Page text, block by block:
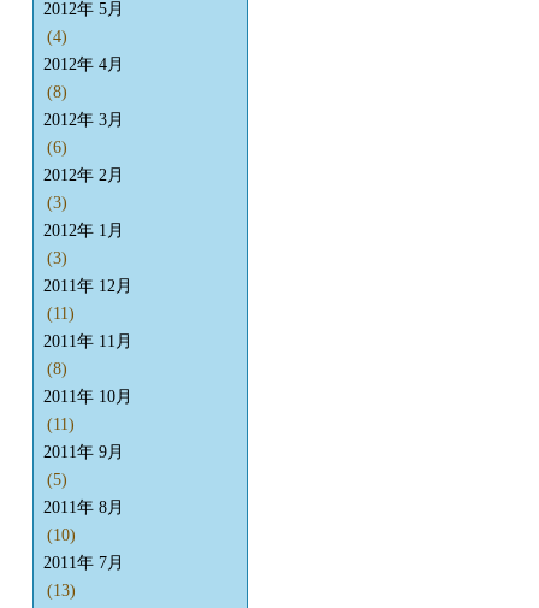
2012年 5月
(4)
2012年 4月
(8)
2012年 3月
(6)
2012年 2月
(3)
2012年 1月
(3)
2011年 12月
(11)
2011年 11月
(8)
2011年 10月
(11)
2011年 9月
(5)
2011年 8月
(10)
2011年 7月
(13)